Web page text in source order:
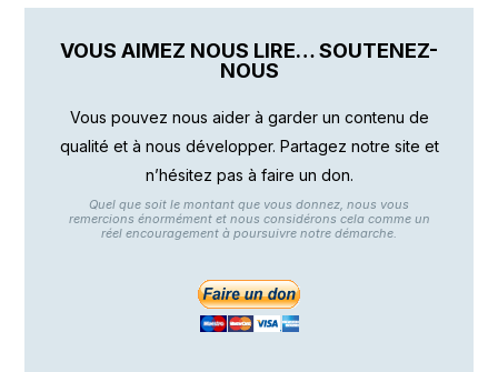
VOUS AIMEZ NOUS LIRE… SOUTENEZ-
NOUS
Vous pouvez nous aider à garder un contenu de
qualité et à nous développer. Partagez notre site et
n’hésitez pas à faire un don.
Quel que soit le montant que vous donnez, nous vous
remercions énormément et nous considérons cela comme un
réel encouragement à poursuivre notre démarche.